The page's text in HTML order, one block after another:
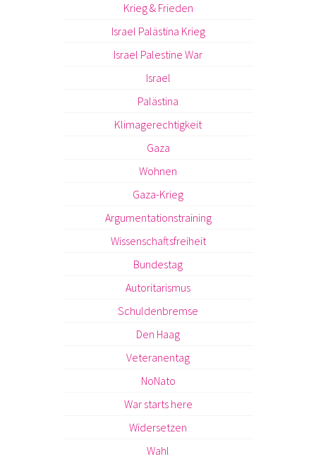
Krieg & Frieden
Israel Palästina Krieg
Israel Palestine War
Israel
Palästina
Klimagerechtigkeit
Gaza
Wohnen
Gaza-Krieg
Argumentationstraining
Wissenschaftsfreiheit
Bundestag
Autoritarismus
Schuldenbremse
Den Haag
Veteranentag
NoNato
War starts here
Widersetzen
Wahl